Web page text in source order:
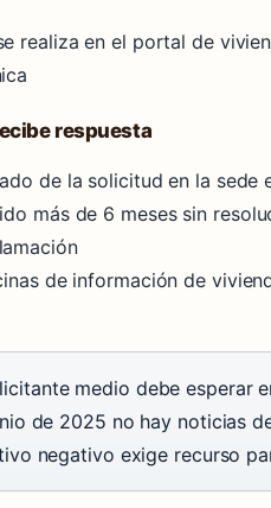
realiza en el portal de
respuesta
de la solicitud en la
más de 6 meses sin
de información de
medio debe esperar
de 2025 no hay noticias
negativo exige recurso